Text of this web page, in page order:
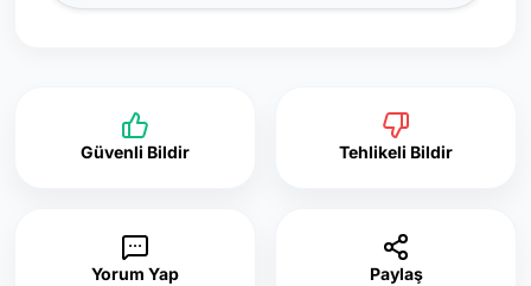
Güvenli Bildir Tehlikeli Bildir
Yorum Yap Paylaş